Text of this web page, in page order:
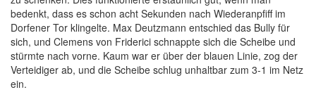
bedenkt, dass es schon acht Sekunden nach Wiederanpfiff im
Dorfener Tor klingelte. Max Deutzmann entschied das Bully für
sich, und Clemens von Friderici schnappte sich die Scheibe und
stürmte nach vorne. Kaum war er über der blauen Linie, zog der
Verteidiger ab, und die Scheibe schlug unhaltbar zum 3-1 im Netz
ein.